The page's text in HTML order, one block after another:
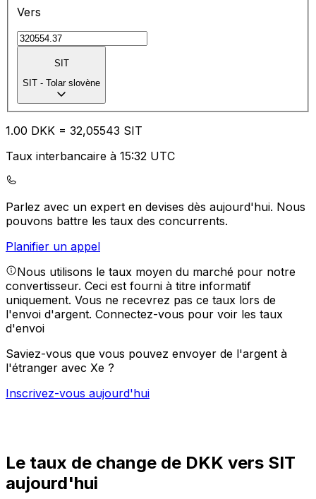
Vers
SIT
SIT - Tolar slovène
1.00 DKK = 32,05543 SIT
Taux interbancaire à 15:32 UTC
Parlez avec un expert en devises dès aujourd'hui. Nous
pouvons battre les taux des concurrents.
Planifier un appel
Nous utilisons le taux moyen du marché pour notre
convertisseur. Ceci est fourni à titre informatif
uniquement. Vous ne recevrez pas ce taux lors de
l'envoi d'argent. Connectez-vous pour voir les taux
d'envoi
Saviez-vous que vous pouvez envoyer de l'argent à
l'étranger avec Xe ?
Inscrivez-vous aujourd'hui
Le taux de change de DKK vers SIT
aujourd'hui